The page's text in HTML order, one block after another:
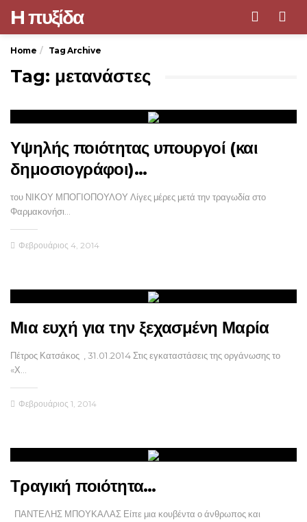
H πυξίδα
Home Tag Archive
Tag: μετανάστες
Υψηλής ποιότητας υπουργοί (και
δημοσιογράφοι)…
του ΝΙΚΟΥ ΜΠΟΓΙΟΠΟΥΛΟΥ Λίγες μέρες μετά την τραγωδία στο
Φαρμακονήσι…
Φεβρουάριος 4, 2014
Μια ευχή για την ξεχασμένη Μαρία
Πέτρος Κατσάκος , 31.01.2014 Στις εγκαταστάσεις της οργάνωσης το
«Χ…
Φεβρουάριος 1, 2014
Τραγική ποιότητα…
ΠΑΝΤΕΛΗΣ ΜΠΟΥΚΑΛΑΣ Είπε μια κουβέντα ο άνθρωπος και